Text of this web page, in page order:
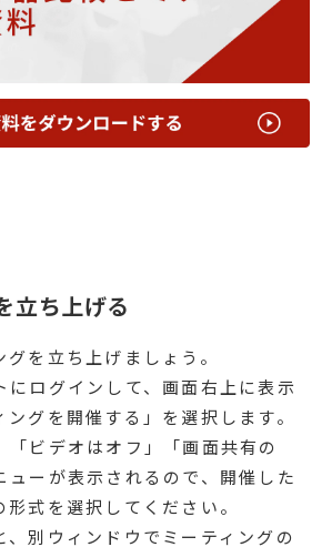
立ち上げる
を立ち上げましょう。
にログインして、画面右上に表示
グを開催する」を選択します。
「ビデオはオフ」「画面共有の
ューが表示されるので、開催した
式を選択してください。
、別ウィンドウでミーティングの